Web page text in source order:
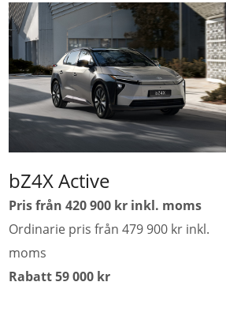
bZ4X Active
Pris från 420900 kr inkl. moms
Ordinarie pris från 479 900 kr inkl.
moms
Rabatt 59 000 kr